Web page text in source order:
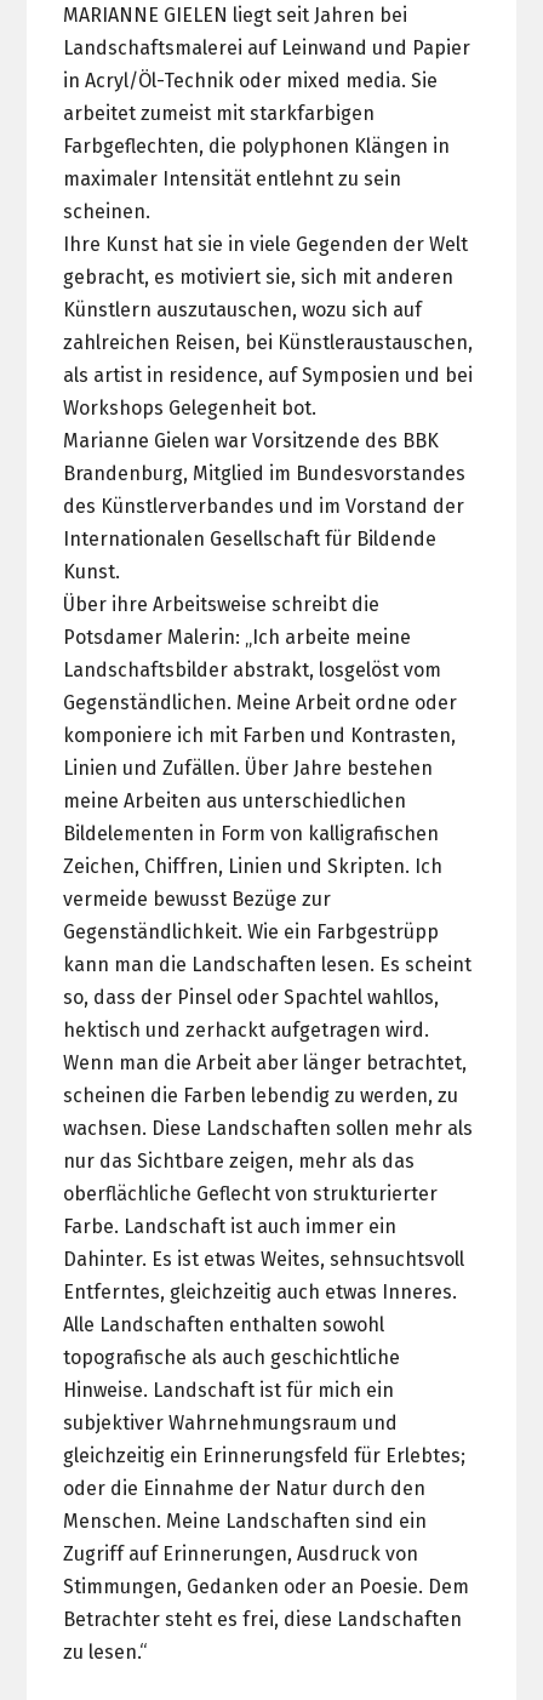
MARIANNE GIELEN liegt seit Jahren bei
Landschaftsmalerei auf Leinwand und Papier
in Acryl/Öl-Technik oder mixed media. Sie
arbeitet zumeist mit starkfarbigen
Farbgeflechten, die polyphonen Klängen in
maximaler Intensität entlehnt zu sein
scheinen.
Ihre Kunst hat sie in viele Gegenden der Welt
gebracht, es motiviert sie, sich mit anderen
Künstlern auszutauschen, wozu sich auf
zahlreichen Reisen, bei Künstleraustauschen,
als artist in residence, auf Symposien und bei
Workshops Gelegenheit bot.
Marianne Gielen war Vorsitzende des BBK
Brandenburg, Mitglied im Bundesvorstandes
des Künstlerverbandes und im Vorstand der
Internationalen Gesellschaft für Bildende
Kunst.
Über ihre Arbeitsweise schreibt die
Potsdamer Malerin: „Ich arbeite meine
Landschaftsbilder abstrakt, losgelöst vom
Gegenständlichen. Meine Arbeit ordne oder
komponiere ich mit Farben und Kontrasten,
Linien und Zufällen. Über Jahre bestehen
meine Arbeiten aus unterschiedlichen
Bildelementen in Form von kalligrafischen
Zeichen, Chiffren, Linien und Skripten. Ich
vermeide bewusst Bezüge zur
Gegenständlichkeit. Wie ein Farbgestrüpp
kann man die Landschaften lesen. Es scheint
so, dass der Pinsel oder Spachtel wahllos,
hektisch und zerhackt aufgetragen wird.
Wenn man die Arbeit aber länger betrachtet,
scheinen die Farben lebendig zu werden, zu
wachsen. Diese Landschaften sollen mehr als
nur das Sichtbare zeigen, mehr als das
oberflächliche Geflecht von strukturierter
Farbe. Landschaft ist auch immer ein
Dahinter. Es ist etwas Weites, sehnsuchtsvoll
Entferntes, gleichzeitig auch etwas Inneres.
Alle Landschaften enthalten sowohl
topografische als auch geschichtliche
Hinweise. Landschaft ist für mich ein
subjektiver Wahrnehmungsraum und
gleichzeitig ein Erinnerungsfeld für Erlebtes;
oder die Einnahme der Natur durch den
Menschen. Meine Landschaften sind ein
Zugriff auf Erinnerungen, Ausdruck von
Stimmungen, Gedanken oder an Poesie. Dem
Betrachter steht es frei, diese Landschaften
zu lesen.“